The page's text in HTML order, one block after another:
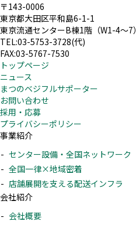
〒143-0006
東京都大田区平和島6-1-1
東京流通センターB棟1階（W1-4～7）
TEL:03-5753-3728(代)
FAX:03-5767-7530
トップページ
ニュース
まつのベジフルサポーター
お問い合わせ
採用・応募
プライバシーポリシー
事業紹介
センター設備・全国ネットワーク
全国一律×地域密着
店舗展開を支える配送インフラ
会社紹介
会社概要